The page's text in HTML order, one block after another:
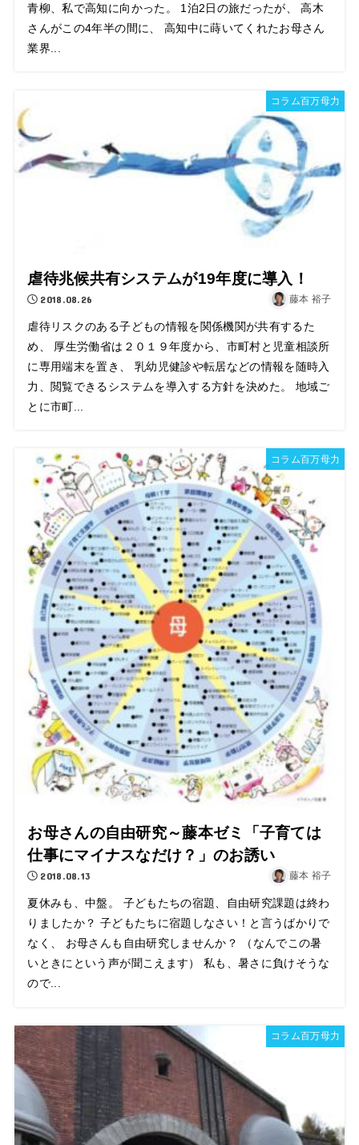
青柳、私で高知に向かった。 1泊2日の旅だったが、 高木
さんがこの4年半の間に、 高知中に蒔いてくれたお母さん
業界...
コラム百万母力
虐待兆候共有システムが19年度に導入！
2018.08.26 藤本 裕子
虐待リスクのある子どもの情報を関係機関が共有するた
め、 厚生労働省は２０１９年度から、市町村と児童相談所
に専用端末を置き、 乳幼児健診や転居などの情報を随時入
力、閲覧できるシステムを導入する方針を決めた。 地域ご
とに市町...
コラム百万母力
お母さんの自由研究～藤本ゼミ「子育ては
仕事にマイナスなだけ？」のお誘い
2018.08.13 藤本 裕子
夏休みも、中盤。 子どもたちの宿題、自由研究課題は終わ
りましたか？ 子どもたちに宿題しなさい！と言うばかりで
なく、 お母さんも自由研究しませんか？ （なんでこの暑
いときにという声が聞こえます） 私も、暑さに負けそうな
ので...
コラム百万母力